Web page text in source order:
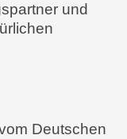
und
Deutschen